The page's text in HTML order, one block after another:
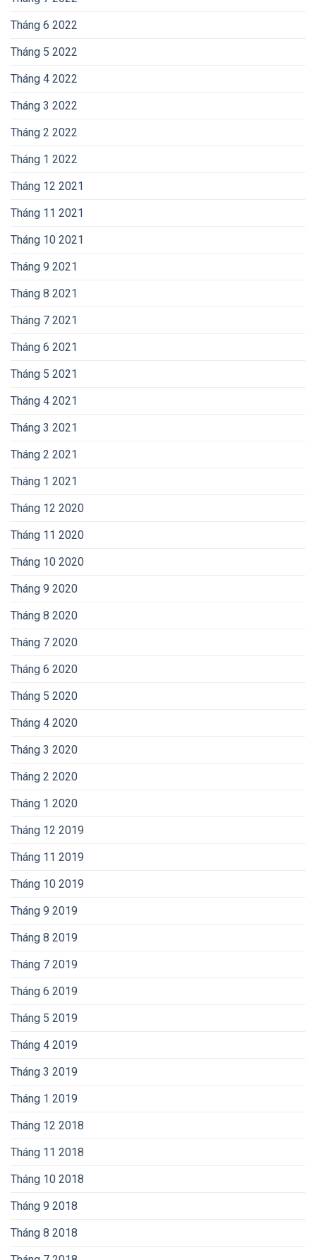
Tháng 6 2022
Tháng 5 2022
Tháng 4 2022
Tháng 3 2022
Tháng 2 2022
Tháng 1 2022
Tháng 12 2021
Tháng 11 2021
Tháng 10 2021
Tháng 9 2021
Tháng 8 2021
Tháng 7 2021
Tháng 6 2021
Tháng 5 2021
Tháng 4 2021
Tháng 3 2021
Tháng 2 2021
Tháng 1 2021
Tháng 12 2020
Tháng 11 2020
Tháng 10 2020
Tháng 9 2020
Tháng 8 2020
Tháng 7 2020
Tháng 6 2020
Tháng 5 2020
Tháng 4 2020
Tháng 3 2020
Tháng 2 2020
Tháng 1 2020
Tháng 12 2019
Tháng 11 2019
Tháng 10 2019
Tháng 9 2019
Tháng 8 2019
Tháng 7 2019
Tháng 6 2019
Tháng 5 2019
Tháng 4 2019
Tháng 3 2019
Tháng 1 2019
Tháng 12 2018
Tháng 11 2018
Tháng 10 2018
Tháng 9 2018
Tháng 8 2018